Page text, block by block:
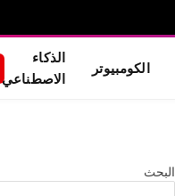
الكومبيوتر
الذكاء
الاصطناعي
البحث